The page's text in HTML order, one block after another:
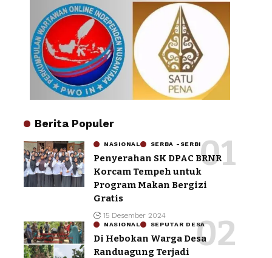
Berita Populer
NASIONAL SERBA -SERBI
Penyerahan SK DPAC BRNR
Korcam Tempeh untuk
Program Makan Bergizi
Gratis
15 Desember 2024
NASIONAL SEPUTAR DESA
Di Hebokan Warga Desa
Randuagung Terjadi